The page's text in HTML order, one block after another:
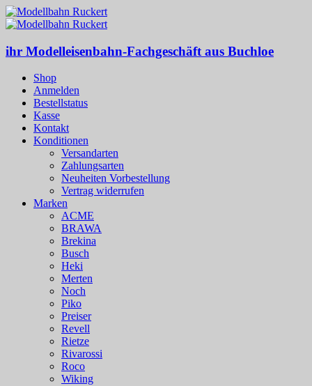
ihr Modelleisenbahn-Fachgeschäft aus Buchloe
Shop
Anmelden
Bestellstatus
Kasse
Kontakt
Konditionen
Versandarten
Zahlungsarten
Neuheiten Vorbestellung
Vertrag widerrufen
Marken
ACME
BRAWA
Brekina
Busch
Heki
Merten
Noch
Piko
Preiser
Revell
Rietze
Rivarossi
Roco
Wiking